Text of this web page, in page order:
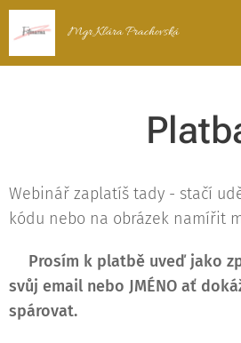
Mgr.Klára Prachovská
Webinář zaplatíš tady - stačí
kódu nebo na obrázek namířit
‼️Prosím k platbě uveď jako
svůj email nebo JMÉNO ať
spárovat.